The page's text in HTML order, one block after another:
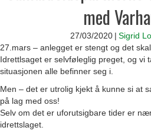
med
27/03/2020 | Sigrid
27.mars – anlegget er stengt og det
Idrettlsaget er selvføleglig preget, og vi
situasjonen alle befinner seg i.
Men – det er utrolig kjekt å kunne si at
på lag med oss!
Selv om det er uforutsigbare tider er
idrettslaget.